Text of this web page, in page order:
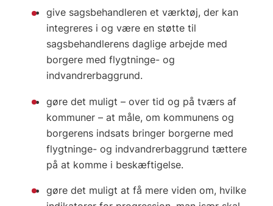
give sagsbehandleren et værktøj, der kan
integreres i og være en støtte til
sagsbehandlerens daglige arbejde med
borgere med flygtninge- og
indvandrerbaggrund.
gøre det muligt – over tid og på tværs af
kommuner – at måle, om kommunens og
borgerens indsats bringer borgerne med
flygtninge- og indvandrerbaggrund tættere
på at komme i beskæftigelse.
gøre det muligt at få mere viden om, hvilke